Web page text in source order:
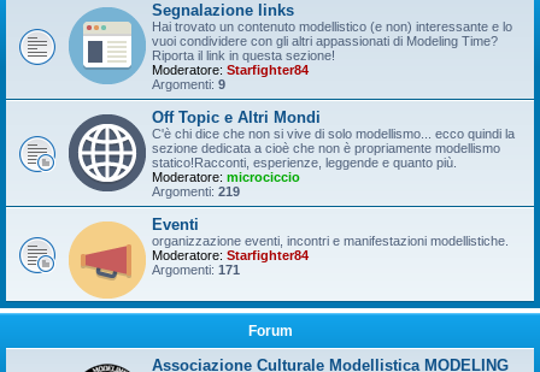
Segnalazione links
Hai trovato un contenuto modellistico (e non) interessante e lo
vuoi condividere con gli altri appassionati di Modeling Time?
Riporta il link in questa sezione!
Moderatore: Starfighter84
Argomenti: 9
Off Topic e Altri Mondi
C'è chi dice che non si vive di solo modellismo... ecco quindi la
sezione dedicata a cioè che non è propriamente modellismo
statico!Racconti, esperienze, leggende e quanto più.
Moderatore: microciccio
Argomenti: 219
Eventi
organizzazione eventi, incontri e manifestazioni modellistiche.
Moderatore: Starfighter84
Argomenti: 171
Forum
Associazione Culturale Modellistica MODELING